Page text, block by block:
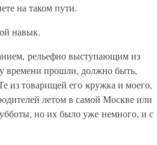
на таком пути.
навык.
рельефно выступающим из
времени прошли, должно быть,
из товарищей его кружка и моего,
летом в самой Москве или
но их было уже немного, и с